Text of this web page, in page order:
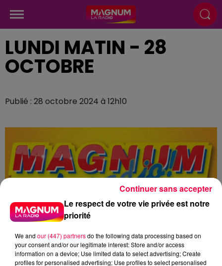
LUNDI MATIN - 28
OCTOBRE
Publié : 28 octobre 2024 à 12h10
Le respect de votre vie privée est notre
priorité
We and our (447) partnersdo the following data processing based on
your consent and/or our legitimate interest: Store and/or access
information on a device; Use limited data to select advertising; Create
profiles for personalised advertising; Use profiles to select personalised
Continuer sans accepter